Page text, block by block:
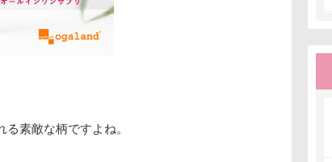
素敵な柄ですよね。